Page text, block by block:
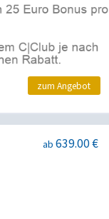
zum Angebot
ab 639.00 €